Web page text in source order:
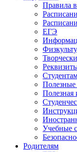
Правила
ЕГЭ
Полезные
Полезная
Учебные
Родителям